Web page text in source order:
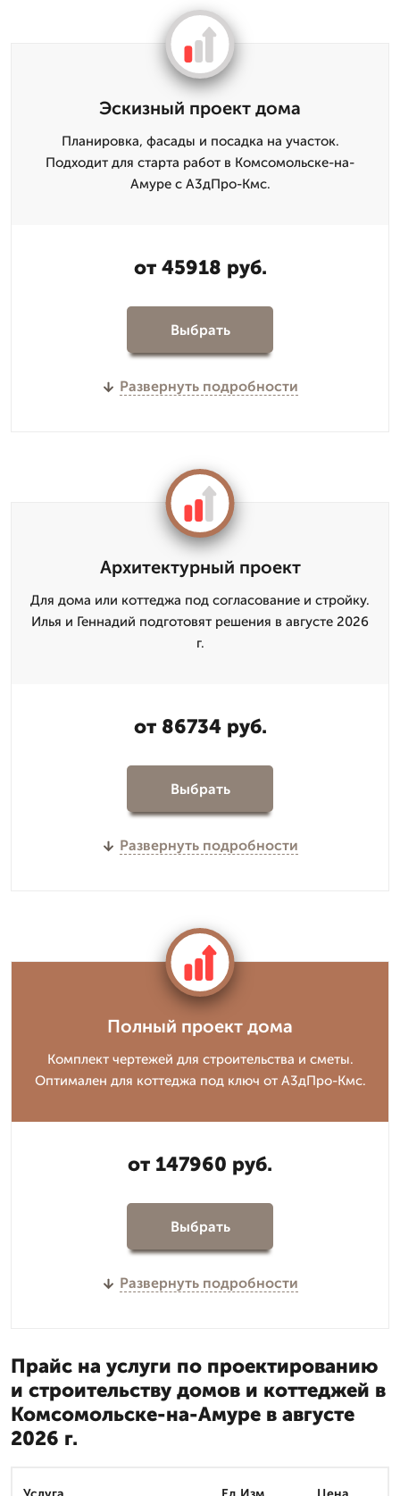
Эскизный проект дома
Планировка, фасады и посадка на участок.
Подходит для старта работ в Комсомольске-на-
Амуре с А3дПро-Кмс.
от 45918 руб.
Выбрать
Развернуть подробности
Архитектурный проект
Для дома или коттеджа под согласование и стройку.
Илья и Геннадий подготовят решения в августе 2026
г.
от 86734 руб.
Выбрать
Развернуть подробности
Полный проект дома
Комплект чертежей для строительства и сметы.
Оптимален для коттеджа под ключ от А3дПро-Кмс.
от 147960 руб.
Выбрать
Развернуть подробности
Прайс на услуги по проектированию
и строительству домов и коттеджей в
Комсомольске-на-Амуре в августе
2026 г.